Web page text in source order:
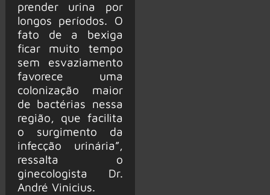
prender urina por
longos períodos. O
fato de a bexiga
ficar muito tempo
sem esvaziamento
favorece uma
colonização maior
de bactérias nessa
região, que facilita
o surgimento da
infecção urinária”,
ressalta o
ginecologista Dr.
André Vinicius.